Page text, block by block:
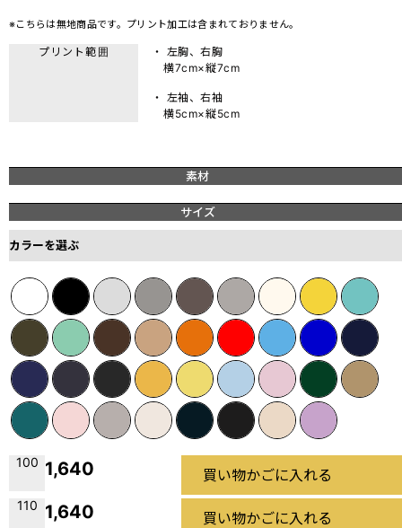
※こちらは無地商品です。プリント加工は含まれておりません。
プリント範囲
・ 左胸、右胸
横7cm×縦7cm
・ 左袖、右袖
横5cm×縦5cm
素材
サイズ
カラーを選ぶ
100 1,640 買い物かごに入れる
110 1,640 買い物かごに入れる